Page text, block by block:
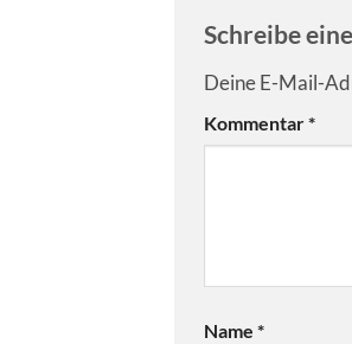
Schreibe
Deine E-Mail-
Kommentar*
Name *